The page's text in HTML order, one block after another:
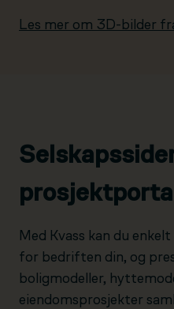
Les mer om 3D-bilder
Med Kvass kan du
for bedriften din, og
boligmodeller,
eiendomsprosjekter